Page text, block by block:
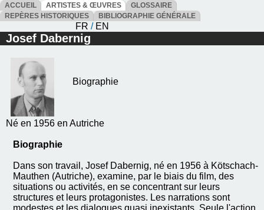
ACCUEIL ARTISTES & ŒUVRES
GLOSSAIRE
REPÈRES HISTORIQUES
BIBLIOGRAPHIE GÉNÉRALE
FR / EN
Josef Dabernig